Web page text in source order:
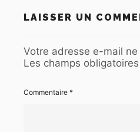
LAISSER UN
Votre adresse e-mail
Les champs
Commentaire *